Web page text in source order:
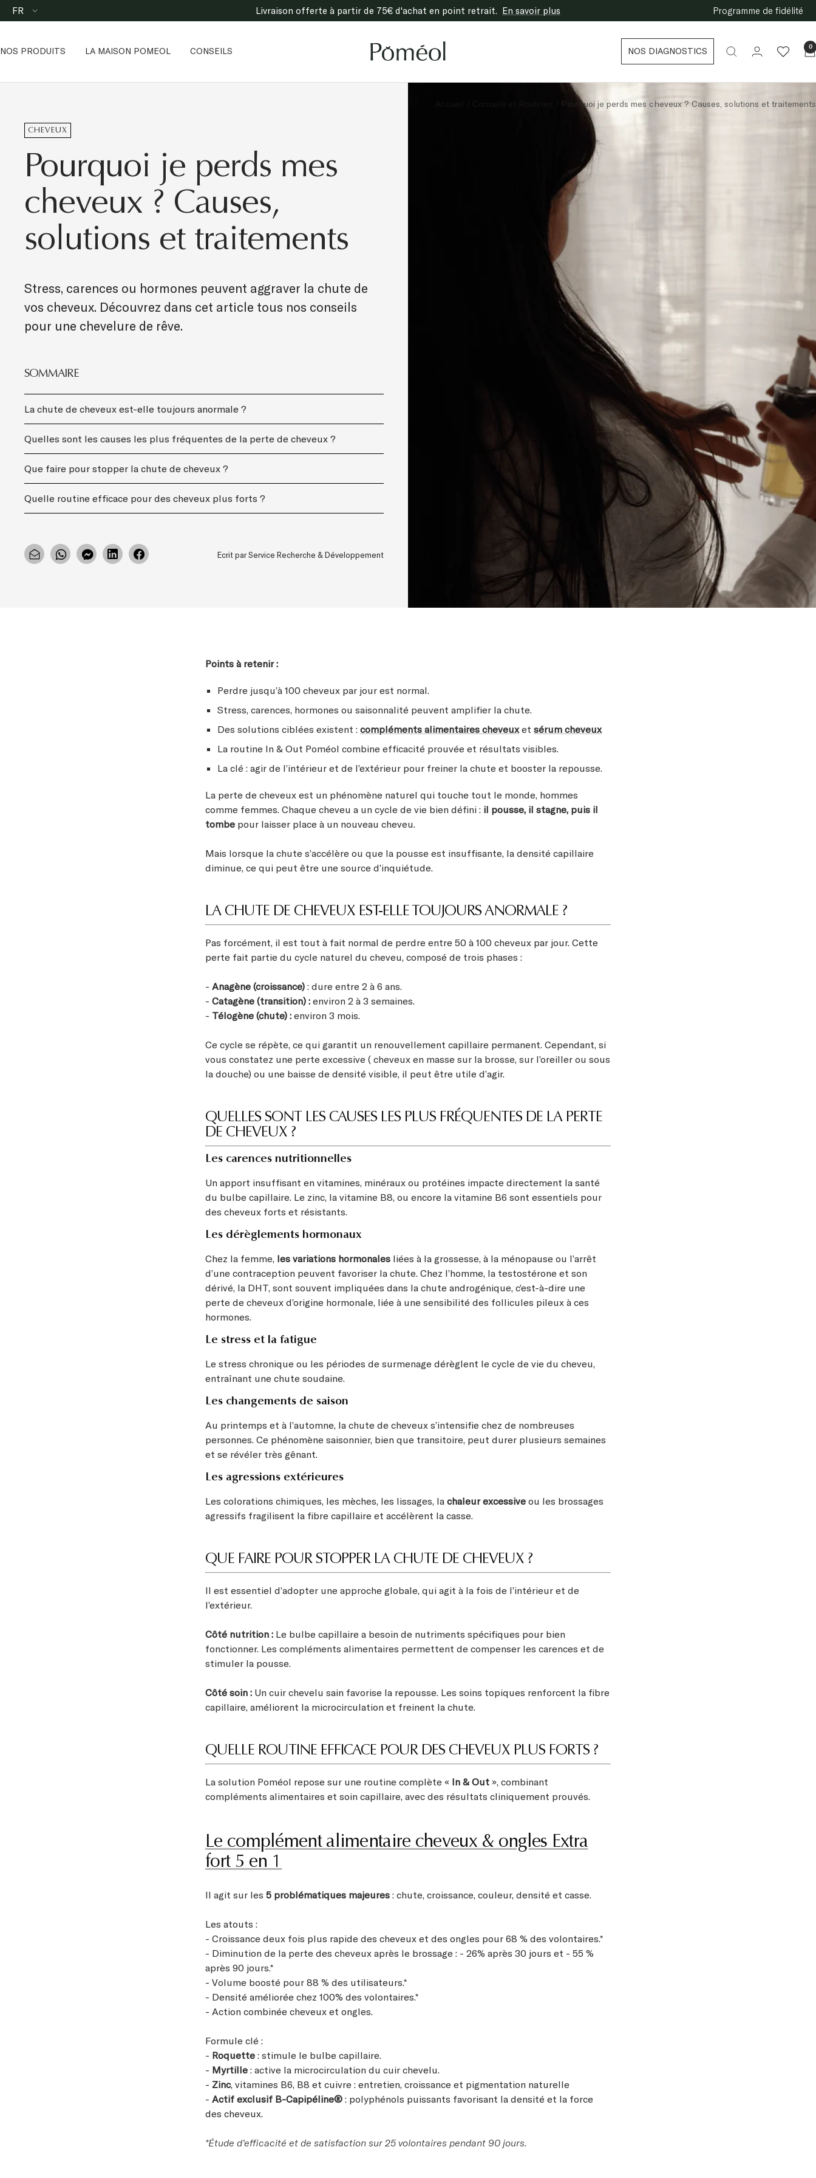
Passer
au
Langue
FR Livraison offerte à partir de 75€ d'achat en point retrait. En savoir plus Programme de fidélité
NOS PRODUITS LA MAISON POMEOL CONSEILS
Poméol
NOS DIAGNOSTICS 0
Pourquoi je perds mes cheveux ? Causes, solutions et traitements
CHEVEUX
Pourquoi je perds mes
cheveux ? Causes,
solutions et traitements
Stress, carences ou hormones peuvent aggraver la chute de
vos cheveux. Découvrez dans cet article tous nos conseils
pour une chevelure de rêve.
SOMMAIRE
La chute de cheveux est-elle toujours anormale ?
Quelles sont les causes les plus fréquentes de la perte de cheveux ?
Que faire pour stopper la chute de cheveux ?
Quelle routine efficace pour des cheveux plus forts ?
Ecrit par Service Recherche & Développement
Points à retenir :
Perdre jusqu’à 100 cheveux par jour est normal.
Stress, carences, hormones ou saisonnalité peuvent amplifier la chute.
Des solutions ciblées existent : compléments alimentaires cheveuxet sérum cheveux
La routine In & Out Poméol combine efficacité prouvée et résultats visibles.
La clé : agir de l’intérieur et de l’extérieur pour freiner la chute et booster la repousse.
La perte de cheveux est un phénomène naturel qui touche tout le monde, hommes
comme femmes. Chaque cheveu a un cycle de vie bien défini : il pousse, il stagne, puis il
tombe pour laisser place à un nouveau cheveu.
Mais lorsque la chute s’accélère ou que la pousse est insuffisante, la densité capillaire
diminue, ce qui peut être une source d’inquiétude.
LA CHUTE DE CHEVEUX EST-ELLE TOUJOURS ANORMALE ?
Pas forcément, il est tout à fait normal de perdre entre 50 à 100 cheveux par jour. Cette
perte fait partie du cycle naturel du cheveu, composé de trois phases :
- Anagène (croissance) : dure entre 2 à 6 ans.
- Catagène (transition) : environ 2 à 3 semaines.
- Télogène (chute) : environ 3 mois.
Ce cycle se répète, ce qui garantit un renouvellement capillaire permanent. Cependant, si
vous constatez une perte excessive ( cheveux en masse sur la brosse, sur l’oreiller ou sous
la douche) ou une baisse de densité visible, il peut être utile d’agir.
QUELLES SONT LES CAUSES LES PLUS FRÉQUENTES DE LA PERTE
DE CHEVEUX ?
Les carences nutritionnelles
Un apport insuffisant en vitamines, minéraux ou protéines impacte directement la santé
du bulbe capillaire. Le zinc, la vitamine B8, ou encore la vitamine B6 sont essentiels pour
des cheveux forts et résistants.
Les dérèglements hormonaux
Chez la femme, les variations hormonales liées à la grossesse, à la ménopause ou l’arrêt
d’une contraception peuvent favoriser la chute. Chez l’homme, la testostérone et son
dérivé, la DHT, sont souvent impliquées dans la chute androgénique, c’est-à-dire une
perte de cheveux d’origine hormonale, liée à une sensibilité des follicules pileux à ces
hormones.
Le stress et la fatigue
Le stress chronique ou les périodes de surmenage dérèglent le cycle de vie du cheveu,
entraînant une chute soudaine.
Les changements de saison
Au printemps et à l’automne, la chute de cheveux s’intensifie chez de nombreuses
personnes. Ce phénomène saisonnier, bien que transitoire, peut durer plusieurs semaines
et se révéler très gênant.
Les agressions extérieures
Les colorations chimiques, les mèches, les lissages, la chaleur excessive ou les brossages
agressifs fragilisent la fibre capillaire et accélèrent la casse.
QUE FAIRE POUR STOPPER LA CHUTE DE CHEVEUX ?
Il est essentiel d’adopter une approche globale, qui agit à la fois de l’intérieur et de
l’extérieur.
Côté nutrition : Le bulbe capillaire a besoin de nutriments spécifiques pour bien
fonctionner. Les compléments alimentaires permettent de compenser les carences et de
stimuler la pousse.
Côté soin : Un cuir chevelu sain favorise la repousse. Les soins topiques renforcent la fibre
capillaire, améliorent la microcirculation et freinent la chute.
QUELLE ROUTINE EFFICACE POUR DES CHEVEUX PLUS FORTS ?
La solution Poméol repose sur une routine complète « In & Out », combinant
compléments alimentaires et soin capillaire, avec des résultats cliniquement prouvés.
Le complément alimentaire cheveux & ongles Extra
fort 5 en 1
Il agit sur les 5 problématiques majeures : chute, croissance, couleur, densité et casse.
Les atouts :
- Croissance deux fois plus rapide des cheveux et des ongles pour 68 % des volontaires.*
- Diminution de la perte des cheveux après le brossage : - 26% après 30 jours et - 55 %
après 90 jours.*
- Volume boosté pour 88 % des utilisateurs.*
- Densité améliorée chez 100% des volontaires.*
- Action combinée cheveux et ongles.
Formule clé :
- Roquette : stimule le bulbe capillaire.
- Myrtille : active la microcirculation du cuir chevelu.
- Zinc, vitamines B6, B8 et cuivre : entretien, croissance et pigmentation naturelle
- Actif exclusif B-Capipéline® : polyphénols puissants favorisant la densité et la force
des cheveux.
*Étude d’efficacité et de satisfaction sur 25 volontaires pendant 90 jours.